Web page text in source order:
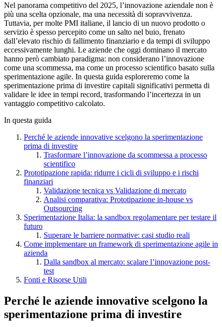
Nel panorama competitivo del 2025, l’innovazione aziendale non è
più una scelta opzionale, ma una necessità di sopravvivenza.
Tuttavia, per molte PMI italiane, il lancio di un nuovo prodotto o
servizio è spesso percepito come un salto nel buio, frenato
dall’elevato rischio di fallimento finanziario e da tempi di sviluppo
eccessivamente lunghi. Le aziende che oggi dominano il mercato
hanno però cambiato paradigma: non considerano l’innovazione
come una scommessa, ma come un processo scientifico basato sulla
sperimentazione agile. In questa guida esploreremo come la
sperimentazione prima di investire capitali significativi permetta di
validare le idee in tempi record, trasformando l’incertezza in un
vantaggio competitivo calcolato.
In questa guida
Perché le aziende innovative scelgono la sperimentazione
prima di investire
Trasformare l’innovazione da scommessa a processo
scientifico
Prototipazione rapida: ridurre i cicli di sviluppo e i rischi
finanziari
Validazione tecnica vs Validazione di mercato
Analisi comparativa: Prototipazione in-house vs
Outsourcing
Sperimentazione Italia: la sandbox regolamentare per testare il
futuro
Superare le barriere normative: casi studio reali
Come implementare un framework di sperimentazione agile in
azienda
Dalla sandbox al mercato: scalare l’innovazione post-
test
Fonti e Risorse Utili
Perché le aziende innovative scelgono la
sperimentazione prima di investire